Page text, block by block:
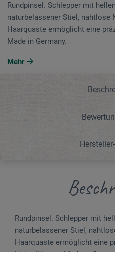
Rundpinsel. Schlepper mit
naturbelassener Stiel, nahtlose
Haarquaste ermöglicht eine
Made in Germany.
Mehr
Rundpinsel. Schlepper mit
naturbelassener Stiel,
Haarquaste ermöglicht eine
Linienführung. Made in